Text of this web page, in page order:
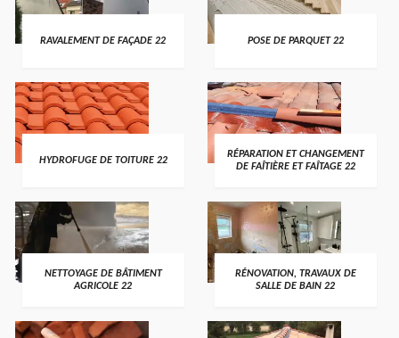
RAVALEMENT DE FAÇADE 22 POSE DE PARQUET 22
HYDROFUGE DE TOITURE 22
RÉPARATION ET CHANGEMENT
DE FAÎTIÈRE ET FAÎTAGE 22
NETTOYAGE DE BÂTIMENT
AGRICOLE 22
RÉNOVATION, TRAVAUX DE
SALLE DE BAIN 22